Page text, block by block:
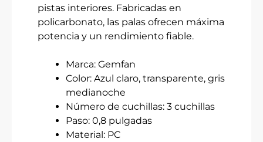
pistas interiores. Fabricadas en
policarbonato, las palas ofrecen máxima
potencia y un rendimiento fiable.
Marca: Gemfan
Color: Azul claro, transparente, gris
medianoche
Número de cuchillas: 3 cuchillas
Paso: 0,8 pulgadas
Material: PC